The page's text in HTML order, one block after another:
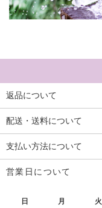
返品について
配送・送料について
支払い方法について
営業日について
日
月 火